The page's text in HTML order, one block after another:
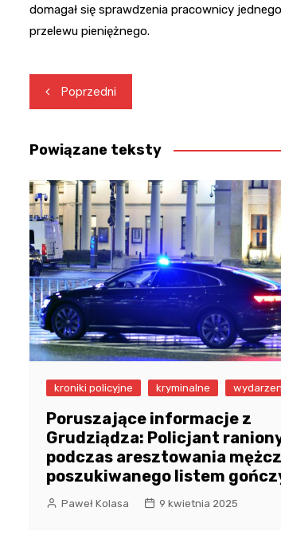
domagał się sprawdzenia pracownicy
przelewu pieniężnego.
Nawigacja
wpisu
Poprzedni
Powiązane teksty
kroniki policyjne kryminalne
Poruszające informacje z
Grudziądza: Policjant
podczas aresztowania
poszukiwanego listem
Paweł Kolasa 9 kwietnia 2025